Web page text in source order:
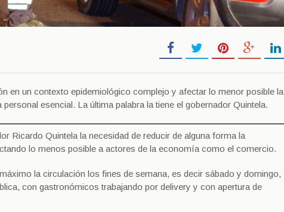
en un contexto epidemiológico complejo y afectar lo menor posible la
esencial. La última palabra la tiene el gobernador Quintela.
Ricardo Quintela la necesidad de reducir de alguna forma la
lo menos posible a actores de la economía como el comercio.
la circulación los fines de semana, es decir sábado y domingo,
con gastronómicos trabajando por delivery y con apertura de